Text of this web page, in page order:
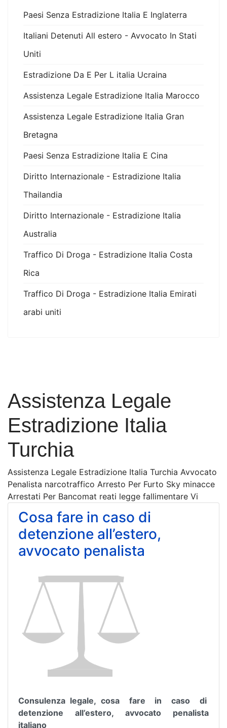
Paesi Senza Estradizione Italia E Inglaterra
Italiani Detenuti All estero - Avvocato In Stati
Uniti
Estradizione Da E Per L italia Ucraina
Assistenza Legale Estradizione Italia Marocco
Assistenza Legale Estradizione Italia Gran
Bretagna
Paesi Senza Estradizione Italia E Cina
Diritto Internazionale - Estradizione Italia
Thailandia
Diritto Internazionale - Estradizione Italia
Australia
Traffico Di Droga - Estradizione Italia Costa
Rica
Traffico Di Droga - Estradizione Italia Emirati
arabi uniti
Assistenza Legale
Estradizione Italia
Turchia
Assistenza Legale Estradizione Italia Turchia Avvocato
Penalista narcotraffico Arresto Per Furto Sky minacce
Arrestati Per Bancomat reati legge fallimentare Vi
Cosa fare in caso di
detenzione all’estero,
avvocato penalista
Consulenza legale, cosa fare in caso di
detenzione all’estero, avvocato penalista
italiano